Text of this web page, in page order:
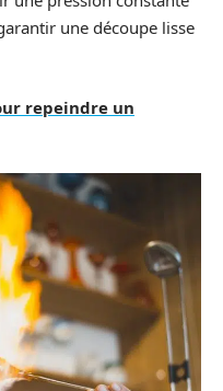
une découpe lisse
repeindre un